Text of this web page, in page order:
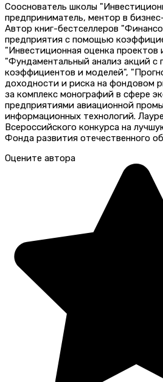
Сооснователь школы
предприниматель, ментор в
Автор книг-бестселлеров
предприятия с помощью
"Инвестиционная оценка проектов
"Фундаментальный анализ акций
коэффициентов и моделей",
доходности и риска на фондовом
за комплекс монографий в сфере
предприятиями авиационной
информационных технологий.
Всероссийского конкурса на
Фонда развития отечественного
Оцените автора